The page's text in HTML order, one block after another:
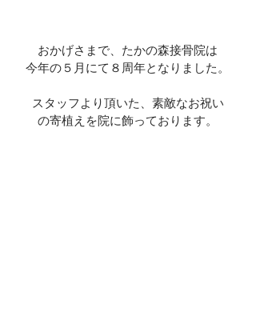
おかげさまで、たかの森接骨院は
今年の５月にて８周年となりました。
スタッフより頂いた、素敵なお祝い
の寄植えを院に飾っております。